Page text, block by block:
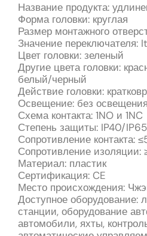
Название продукта:
Форма головки: круглая
Размер монтажного
Значение переключателя:
Цвет головки: зеленый
Другие цвета головки:
белый/черный
Действие головки:
Освещение: без освещения
Схема контакта: 1NO и 1NC
Степень защиты: IP40/IP65
Сопротивление контакта:
Сопротивление
Материал: пластик
Сертификация: CE
Место происхождения:
Доступное оборудование:
станции, оборудование
автомобили, яхты,